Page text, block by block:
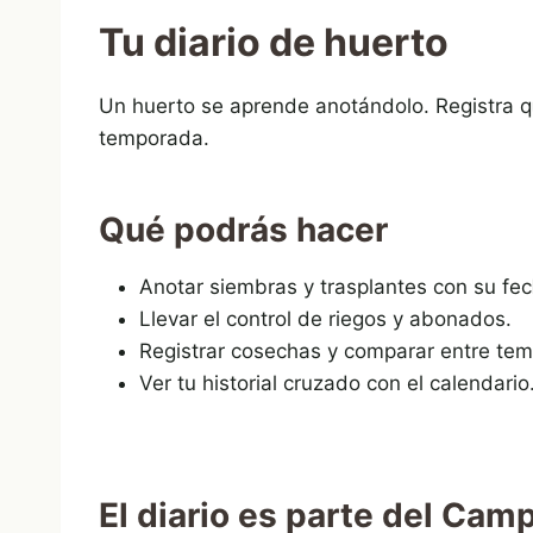
Tu diario de huerto
Un huerto se aprende anotándolo. Registra
temporada.
Qué podrás hacer
Anotar siembras y trasplantes con su
Llevar el control de riegos y abonados.
Registrar cosechas y comparar entre
Ver tu historial cruzado con el calendario.
El diario es parte del